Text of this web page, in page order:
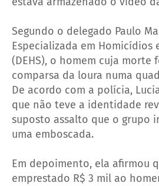
Segundo o delegado Paulo
Especializada em Homicídios
(DEHS), o homem cuja morte
comparsa da loura numa
De acordo com a polícia,
que não teve a identidade
suposto assalto que o grupo
uma emboscada.
Em depoimento, ela afirmou
emprestado R$ 3 mil ao